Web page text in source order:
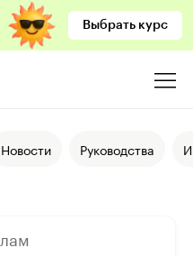
Выбрать курс
Новости Руководства